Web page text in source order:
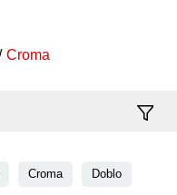
Croma
Croma Doblo